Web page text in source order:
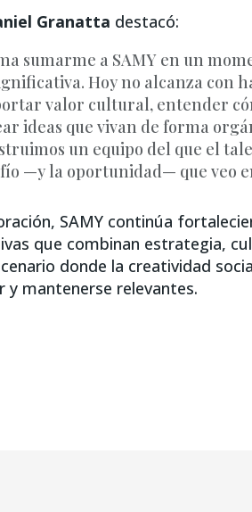
Granatta destacó:
sumarme a SAMY en un
Hoy no alcanza con
valor cultural, entender
ideas que vivan de forma
un equipo del que el
—y la oportunidad— que veo
SAMY continúa
que combinan estrategia,
donde la creatividad
y mantenerse relevantes.